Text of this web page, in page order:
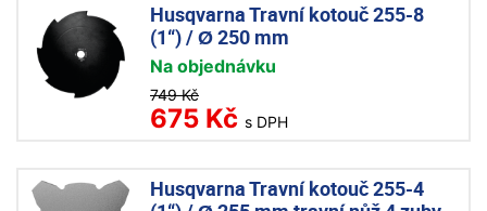
Husqvarna Travní kotouč 255-8
(1“) / Ø 250 mm
Na objednávku
749 Kč
675 Kč s DPH
Husqvarna Travní kotouč 255-4